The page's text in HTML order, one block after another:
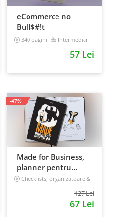
eCommerce no
Bull$#!t
340 pagini Intermediar
57 Lei
Made for Business,
planner pentru
afaceri & viata,
Checklists, organizatoare &
127 Lei
67 Lei
-47%